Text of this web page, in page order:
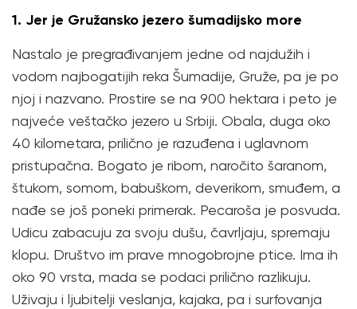
1. Jer je Gružansko jezero šumadijsko more
Nastalo je pregrađivanjem jedne od najdužih i
vodom najbogatijih reka Šumadije, Gruže, pa je po
njoj i nazvano. Prostire se na 900 hektara i peto je
najveće veštačko jezero u Srbiji. Obala, duga oko
40 kilometara, prilično je razuđena i uglavnom
pristupačna. Bogato je ribom, naročito šaranom,
štukom, somom, babuškom, deverikom, smuđem, a
nađe se još poneki primerak. Pecaroša je posvuda.
Udicu zabacuju za svoju dušu, čavrljaju, spremaju
klopu. Društvo im prave mnogobrojne ptice. Ima ih
oko 90 vrsta, mada se podaci prilično razlikuju.
Uživaju i ljubitelji veslanja, kajaka, pa i surfovanja